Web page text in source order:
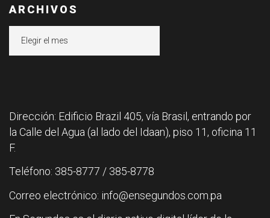
ARCHIVOS
Dirección: Edificio Brazil 405, vía Brasil, entrando por
la Calle del Agua (al lado del Idaan), piso 11, oficina 11
F.
Teléfono: 385-8777 / 385-8778
Correo electrónico: info@ensegundos.com.pa